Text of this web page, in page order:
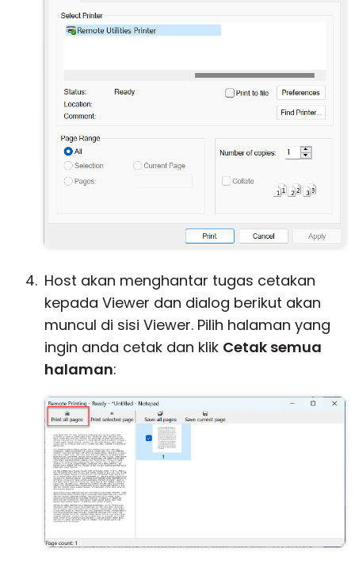
Host akan menghantar tugas cetakan
kepada Viewer dan dialog berikut akan
muncul di sisi Viewer. Pilih halaman yang
ingin anda cetak dan klik Cetak semua
halaman: